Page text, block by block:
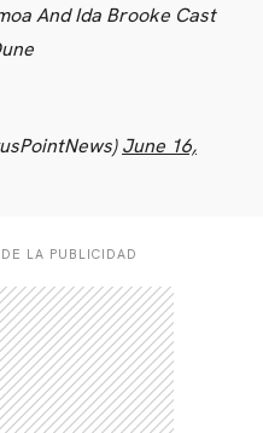
And Ida Brooke Cast
June 16,
LA PUBLICIDAD